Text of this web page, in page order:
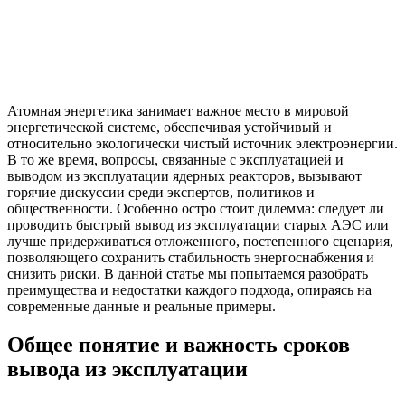
Атомная энергетика занимает важное место в мировой
энергетической системе, обеспечивая устойчивый и
относительно экологически чистый источник электроэнергии.
В то же время, вопросы, связанные с эксплуатацией и
выводом из эксплуатации ядерных реакторов, вызывают
горячие дискуссии среди экспертов, политиков и
общественности. Особенно остро стоит дилемма: следует ли
проводить быстрый вывод из эксплуатации старых АЭС или
лучше придерживаться отложенного, постепенного сценария,
позволяющего сохранить стабильность энергоснабжения и
снизить риски. В данной статье мы попытаемся разобрать
преимущества и недостатки каждого подхода, опираясь на
современные данные и реальные примеры.
Общее понятие и важность сроков
вывода из эксплуатации